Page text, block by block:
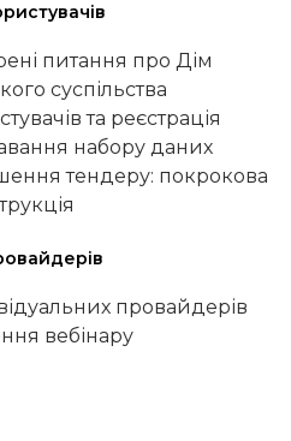
питання про Дім
суспільства
та реєстрація
набору даних
тендеру: покрокова
провайдерів
вебінару